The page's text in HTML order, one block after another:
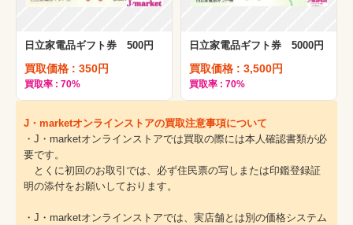
日立家電品ギフト券 500円
買取価格 : 350円
買取率 : 70%
日立家電品ギフト券 5000円
買取価格 : 3,500円
買取率 : 70%
J・marketオンラインストアの買取注意事項について
・J・marketオンラインストアでは買取の際には本人確認書類が必
要です。
とくに初回のお取引では、必ず住民票の写しまたは印鑑登録証
明の添付をお願いしております。
・J・marketオンラインストアでは、実店舗とは別の価格システム